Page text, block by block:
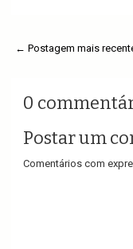
← Postagem mais
0
Postar um
Comentários com